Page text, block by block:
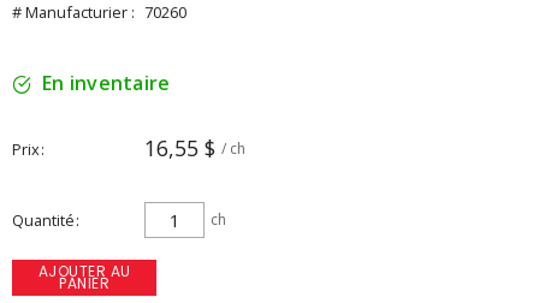
# Manufacturier : 70260
En inventaire
Prix 16,55 $ / ch
Quantité ch
AJOUTER AU
PANIER